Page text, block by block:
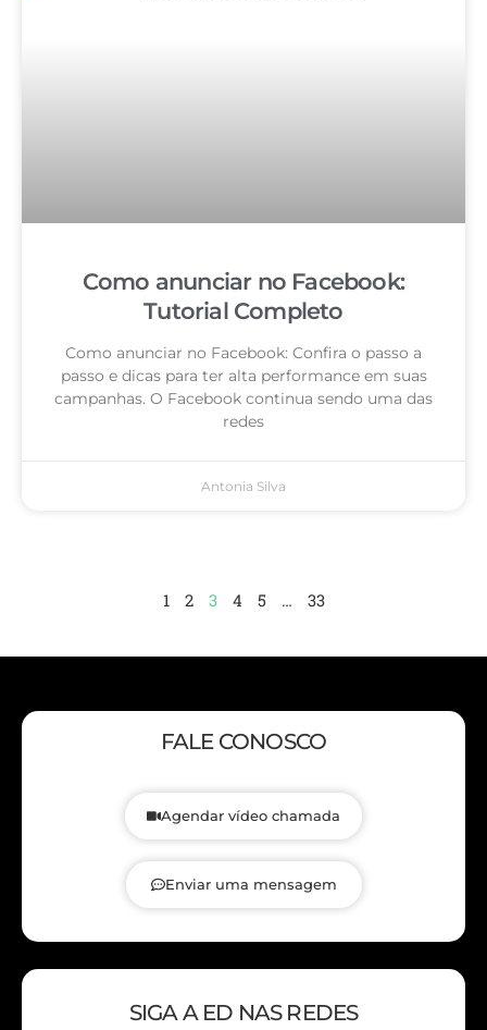
Como anunciar no Facebook:
Tutorial Completo
Como anunciar no Facebook: Confira o passo a
passo e dicas para ter alta performance em suas
campanhas. O Facebook continua sendo uma das
redes
Antonia Silva
1 2 3 4 5 … 33
FALE CONOSCO
Agendar vídeo chamada
Enviar uma mensagem
SIGA A ED NAS REDES